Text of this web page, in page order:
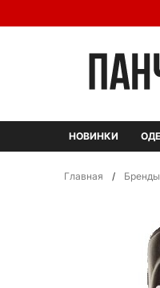
НОВИНКИ
Главная / Бренды